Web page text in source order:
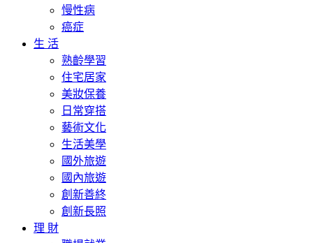
慢性病
癌症
生 活
熟齡學習
住宅居家
美妝保養
日常穿搭
藝術文化
生活美學
國外旅遊
國內旅遊
創新善終
創新長照
理 財